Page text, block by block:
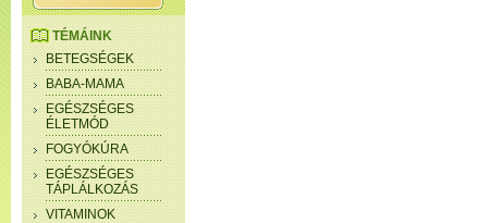
TÉMÁINK
BETEGSÉGEK
BABA-MAMA
EGÉSZSÉGES
ÉLETMÓD
FOGYÓKÚRA
EGÉSZSÉGES
TÁPLÁLKOZÁS
VITAMINOK